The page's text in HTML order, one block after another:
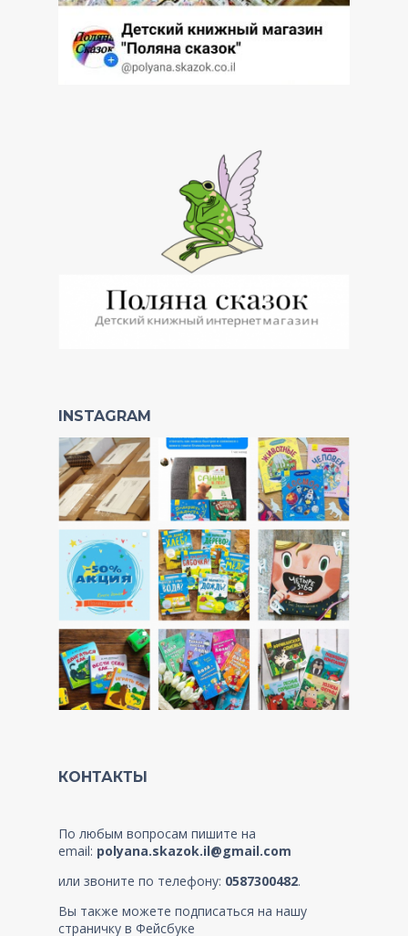
INSTAGRAM
КОНТАКТЫ
По любым вопросам пишите на
email: polyana.skazok.il@gmail.com
или звоните по телефону: 0587300482.
Вы также можете подписаться на нашу
страничку в Фейсбуке